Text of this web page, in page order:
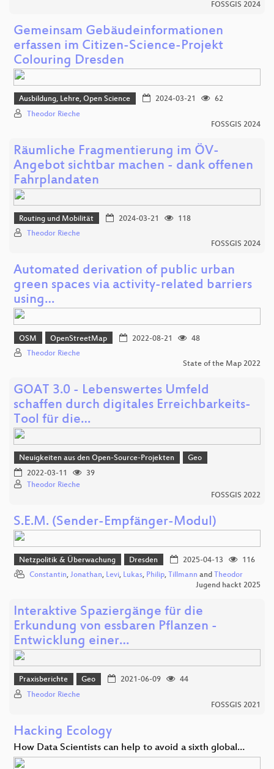
FOSSGIS 2024
Gemeinsam Gebäudeinformationen
erfassen im Citizen-Science-Projekt
Colouring Dresden
Ausbildung, Lehre, Open Science 2024-03-21
62
Theodor Rieche
FOSSGIS 2024
Räumliche Fragmentierung im ÖV-
Angebot sichtbar machen - dank offenen
Fahrplandaten
Routing und Mobilität 2024-03-21
118
Theodor Rieche
FOSSGIS 2024
Automated derivation of public urban
green spaces via activity-related barriers
using…
OSM OpenStreetMap 2022-08-21
48
Theodor Rieche
State of the Map 2022
GOAT 3.0 - Lebenswertes Umfeld
schaffen durch digitales Erreichbarkeits-
Tool für die…
Neuigkeiten aus den Open-Source-Projekten
Geo
2022-03-11
39
Theodor Rieche
FOSSGIS 2022
S.E.M. (Sender-Empfänger-Modul)
Netzpolitik & Überwachung Dresden 2025-04-13
116
Constantin, Jonathan, Levi, Lukas, Philip, Tillmann and Theodor
Jugend hackt 2025
Interaktive Spaziergänge für die
Erkundung von essbaren Pflanzen -
Entwicklung einer…
Praxisberichte Geo 2021-06-09
44
Theodor Rieche
FOSSGIS 2021
Hacking Ecology
How Data Scientists can help to avoid a sixth global…